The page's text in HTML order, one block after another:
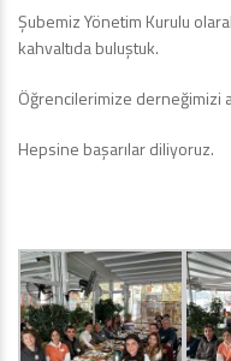
Şubemiz Yönetim Kurulu
kahvaltıda buluştuk.
Öğrencilerimize derneğimizi
Hepsine başarılar diliyoruz.